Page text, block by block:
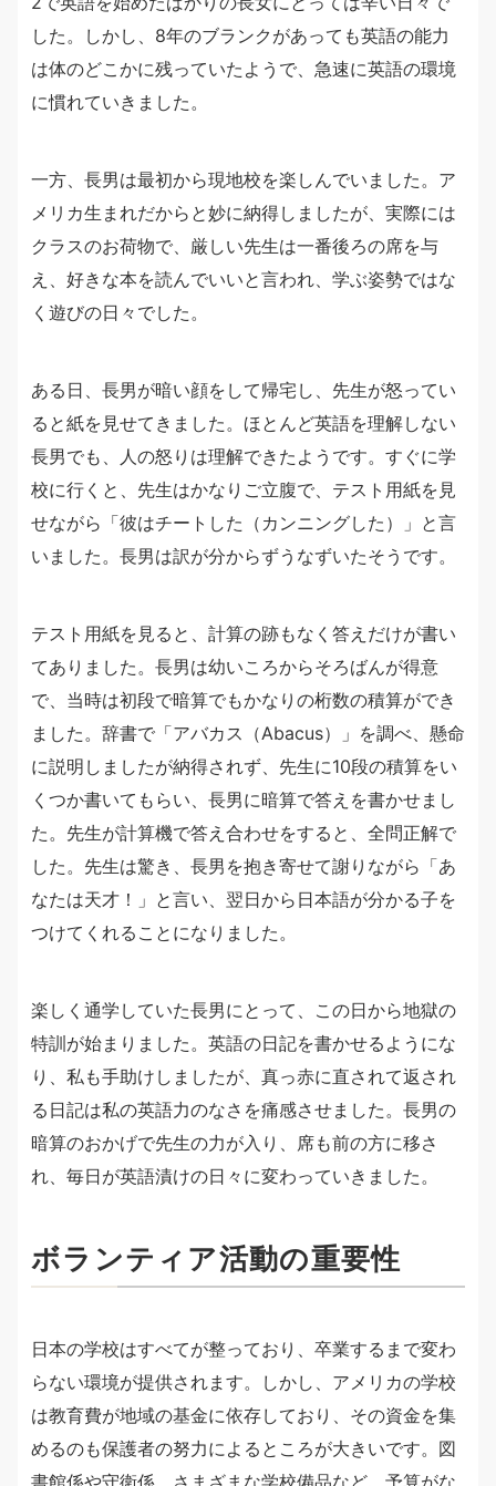
した。しかし、8年のブランクがあっても英語の能力
は体のどこかに残っていたようで、急速に英語の環境
に慣れていきました。
一方、長男は最初から現地校を楽しんでいました。ア
メリカ生まれだからと妙に納得しましたが、実際には
クラスのお荷物で、厳しい先生は一番後ろの席を与
え、好きな本を読んでいいと言われ、学ぶ姿勢ではな
く遊びの日々でした。
ある日、長男が暗い顔をして帰宅し、先生が怒ってい
ると紙を見せてきました。ほとんど英語を理解しない
長男でも、人の怒りは理解できたようです。すぐに学
校に行くと、先生はかなりご立腹で、テスト用紙を見
せながら「彼はチートした（カンニングした）」と言
いました。長男は訳が分からずうなずいたそうです。
テスト用紙を見ると、計算の跡もなく答えだけが書い
てありました。長男は幼いころからそろばんが得意
で、当時は初段で暗算でもかなりの桁数の積算ができ
ました。辞書で「アバカス（Abacus）」を調べ、懸命
に説明しましたが納得されず、先生に10段の積算をい
くつか書いてもらい、長男に暗算で答えを書かせまし
た。先生が計算機で答え合わせをすると、全問正解で
した。先生は驚き、長男を抱き寄せて謝りながら「あ
なたは天才！」と言い、翌日から日本語が分かる子を
つけてくれることになりました。
楽しく通学していた長男にとって、この日から地獄の
特訓が始まりました。英語の日記を書かせるようにな
り、私も手助けしましたが、真っ赤に直されて返され
る日記は私の英語力のなさを痛感させました。長男の
暗算のおかげで先生の力が入り、席も前の方に移さ
れ、毎日が英語漬けの日々に変わっていきました。
ボランティア活動の重要性
日本の学校はすべてが整っており、卒業するまで変わ
らない環境が提供されます。しかし、アメリカの学校
は教育費が地域の基金に依存しており、その資金を集
めるのも保護者の努力によるところが大きいです。図
書館係や守衛係、さまざまな学校備品など、予算がな